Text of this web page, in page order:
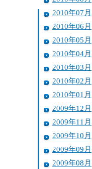
2010年07月
2010年06月
2010年05月
2010年04月
2010年03月
2010年02月
2010年01月
2009年12月
2009年11月
2009年10月
2009年09月
2009年08月